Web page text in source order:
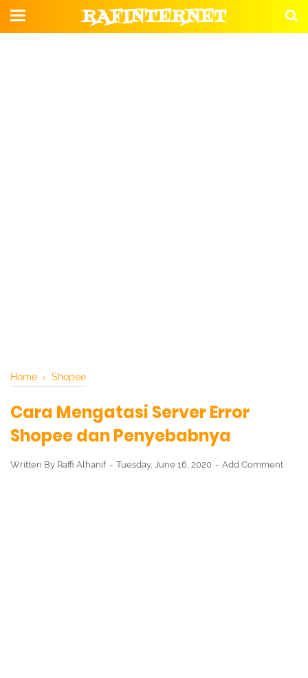
RAFINTERNET
Home › Shopee
Cara Mengatasi Server Error
Shopee dan Penyebabnya
Written By Raffi Alhanif Tuesday, June 16, 2020 Add Comment